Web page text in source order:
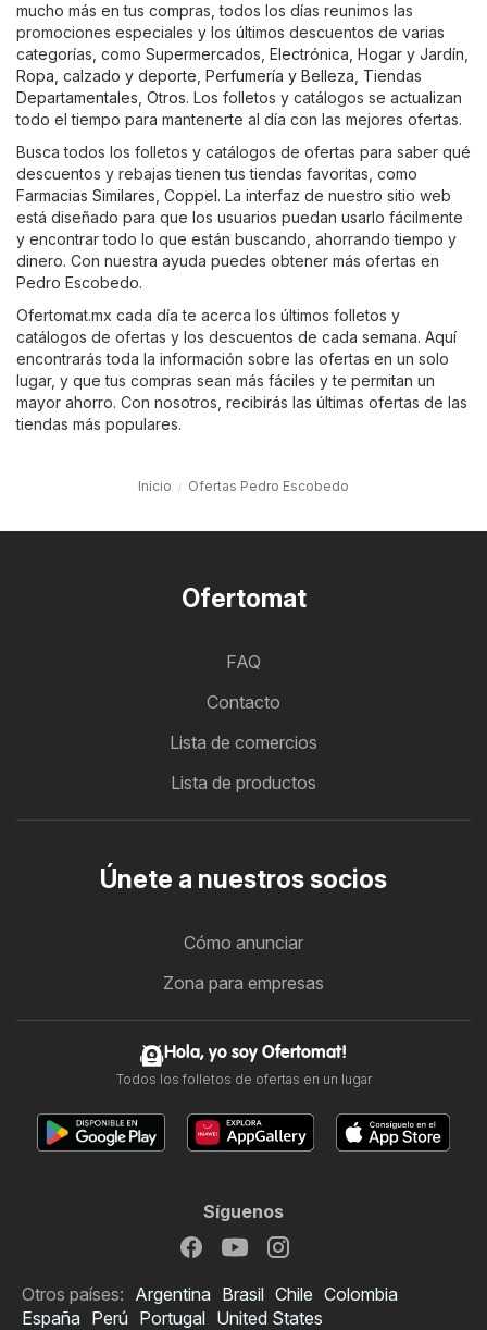
mucho más en tus compras, todos los días reunimos las
promociones especiales y los últimos descuentos de varias
categorías, como Supermercados Electrónica Hogar y Jardín
Ropa, calzado y deporte Perfumería y Belleza Tiendas
Departamentales Otros. Los folletos y catálogos se actualizan
todo el tiempo para mantenerte al día con las mejores ofertas.
Busca todos los folletos y catálogos de ofertas para saber qué
descuentos y rebajas tienen tus tiendas favoritas, como
Farmacias Similares Coppel. La interfaz de nuestro sitio web
está diseñado para que los usuarios puedan usarlo fácilmente
y encontrar todo lo que están buscando, ahorrando tiempo y
dinero. Con nuestra ayuda puedes obtener más ofertas en
Pedro Escobedo.
Ofertomat.mx cada día te acerca los últimos folletos y
catálogos de ofertas y los descuentos de cada semana. Aquí
encontrarás toda la información sobre las ofertas en un solo
lugar, y que tus compras sean más fáciles y te permitan un
mayor ahorro. Con nosotros, recibirás las últimas ofertas de las
tiendas más populares.
Inicio Ofertas Pedro Escobedo
Ofertomat
FAQ
Contacto
Lista de comercios
Lista de productos
Únete a nuestros socios
Cómo anunciar
Zona para empresas
Hola, yo soy Ofertomat!
Todos los folletos de ofertas en un lugar
Síguenos
Otros países: Argentina Brasil Chile Colombia
España Perú Portugal United States